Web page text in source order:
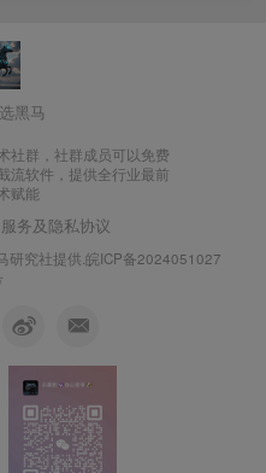
黑马
社群，社群成员可以免费
流软件，提供全行业最前
赋能
务及隐私协议
研究社提供.皖ICP备2024051027